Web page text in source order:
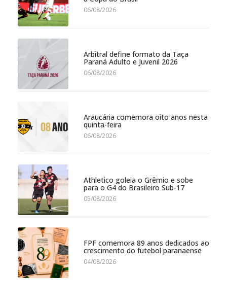
06/08/2026
Arbitral define formato da Taça
Paraná Adulto e Juvenil 2026
06/08/2026
Araucária comemora oito anos nesta
quinta-feira
06/08/2026
Athletico goleia o Grêmio e sobe
para o G4 do Brasileiro Sub-17
05/08/2026
FPF comemora 89 anos dedicados ao
crescimento do futebol paranaense
04/08/2026